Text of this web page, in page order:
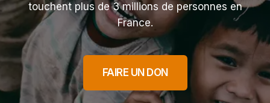
touchent plus de 3 millions de personnes en
France.
FAIRE UN DON